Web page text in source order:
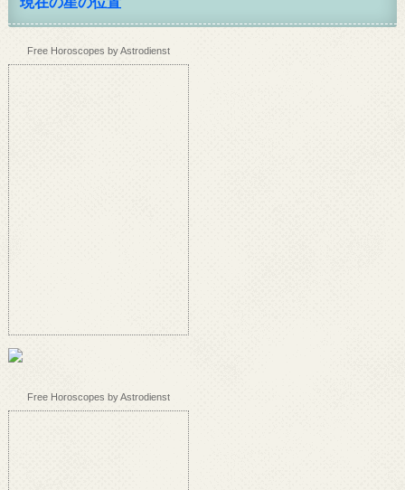
Free Horoscopes by Astrodienst
Free Horoscopes by Astrodienst